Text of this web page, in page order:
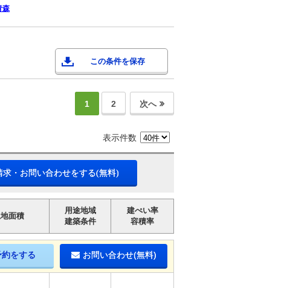
森
この条件を保存
1 2 次へ
表示件数
求・お問い合わせをする(無料)
面積
用途地域
建築条件
建ぺい率
容積率
約をする お問い合わせ(無料)